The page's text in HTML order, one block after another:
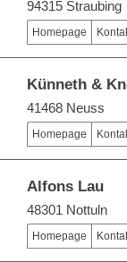
94315 Straubing
Homepage
Künneth &
41468 Neuss
Homepage
Alfons Lau
48301 Nottuln
Homepage